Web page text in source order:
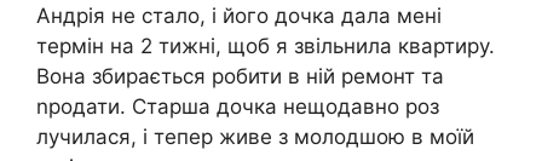
Андрія не стало, і його дочка дала мені
термін на 2 тижні, щоб я звільнила квартиру.
Вона збирається робити в ній ремонт та
nродати. Старша дочка нещодавно роз
лучилася, і тепер живе з молодшою в моїй